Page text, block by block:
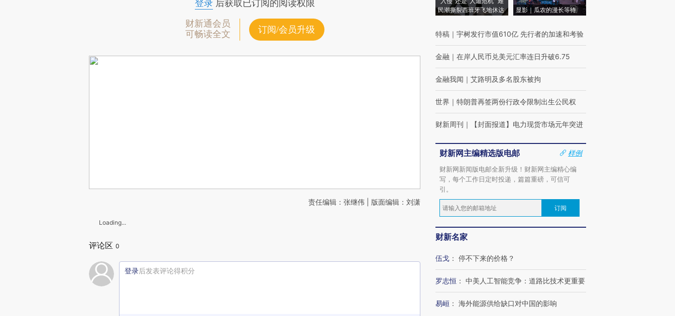
登录后获取已订阅的阅读权限
财新通会员
可畅读全文
订阅/会员升级
责任编辑：张继伟 | 版面编辑：刘潇
Loading...
评论区 0
登录后发表评论得积分
民潮撕裂西班牙飞地休达
显影｜瓜农的漫长等待
特稿 ｜ 宇树发行市值610亿 先行者的加速和考验
金融 ｜ 在岸人民币兑美元汇率连日升破6.75
金融我闻 ｜ 艾路明及多名股东被拘
世界 ｜ 特朗普再签两份行政令限制出生公民权
财新周刊 ｜ 【封面报道】电力现货市场元年突进
财新网主编精选版电邮
样例
财新网新闻版电邮全新升级！财新网主编精心编
写，每个工作日定时投递，篇篇重磅，可信可
引。
订阅
财新名家
伍戈 ： 停不下来的价格？
罗志恒 ： 中美人工智能竞争：道路比技术更重要
易峘 ： 海外能源供给缺口对中国的影响